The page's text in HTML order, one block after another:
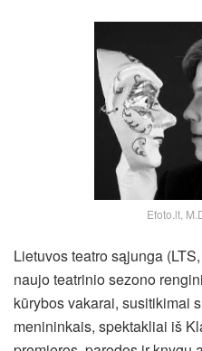
Efoto.lt,
Lietuvos teatro sąjunga
naujo teatrinio sezono
kūrybos vakarai, susitikimai
menininkais, spektakliai iš